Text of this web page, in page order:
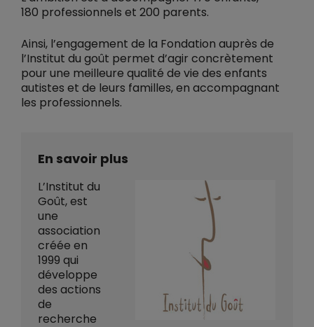
180 professionnels et 200 parents.
Ainsi, l’engagement de la Fondation auprès de
l’Institut du goût permet d’agir concrètement
pour une meilleure qualité de vie des enfants
autistes et de leurs familles, en accompagnant
les professionnels.
En savoir plus
L’Institut du
Goût, est
une
association
créée en
1999 qui
développe
des actions
de
recherche